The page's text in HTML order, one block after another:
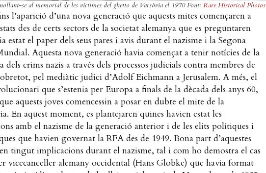
se al memorial de les víctimes del ghetto de Varsòvia el 1970 Font: Rare Historical Photos
l’aparició d’una nova generació que aquests mites començaren a
des de certs sectors de la societat alemanya que es preguntaren
estat el paper dels seus pares i avis durant el nazisme i la Segona
Aquesta nova generació havia començat a tenir notícies de la
dels crims nazis a través dels processos judicials contra membres de
pel mediàtic judici d’Adolf Eichmann a Jerusalem. A més, el
que s’estenia per Europa a finals de la dècada dels anys 60,
aquests joves comencessin a posar en dubte el mite de la
En aquest moment, es plantejaren quines havien estat les
amb el nazisme de la generació anterior i de les elits polítiques i
que havien governat la RFA des de 1949. Bona part d’aquestes
tingut implicacions durant el nazisme, tal i com ho demostra el cas
vicecanceller alemany occidental (Hans Globke) que havia format